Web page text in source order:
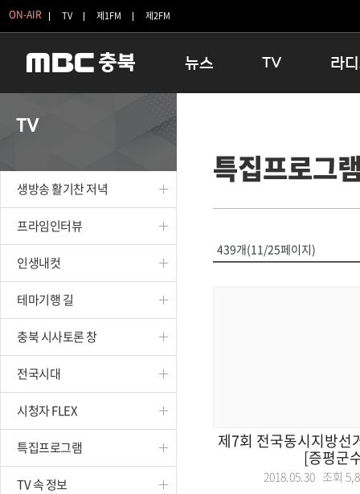
ON-AIR TV 제1FM 제2FM
뉴스
보은
옥천
TV
인생내컷
테마기행 길
시청자 FLEX
특집프로그램
라
16:00 완
우리 고
TV
생방송 활기찬 저녁
프라임인터뷰
인생내컷
테마기행 길
충북 시사토론 창
전국시대
시청자 FLEX
특집프로그램
TV 속 정보
특집프로그
439개(11/25페이지)
제7회 전국동시지방선
[증평군
2018.05.30 조회